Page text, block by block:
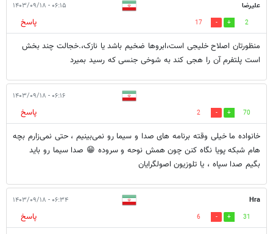
علیرضا ۰۶:۱۵ - ۱۴۰۳/۰۹/۱۸
2
17
پاسخ
منظورتان اصلاح خلیجی است،ابروها ضخیم باشد یا نازک،.خجالت چند بخش
است پلتفرم آن را هجی کند به شوخی جنسی که رسید بمیرد
۰۶:۱۶ - ۱۴۰۳/۰۹/۱۸
70
2
پاسخ
خانواده ما خیلی وقته برنامه های صدا و سیما رو نمی‌بینیم ، حتی نمی‌زارم بچه
هام شبکه پویا نگاه کنن چون همش نوحه و سروده 😁 صدا سیما رو باید
بگیم صدا سپاه ، یا تلوزیون اصولگرایان
Hra ۰۶:۳۴ - ۱۴۰۳/۰۹/۱۸
31
6
پاسخ